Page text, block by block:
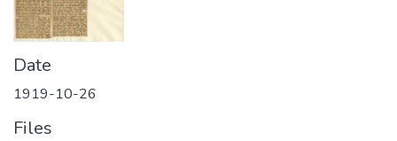
Date
1919-10-26
Files